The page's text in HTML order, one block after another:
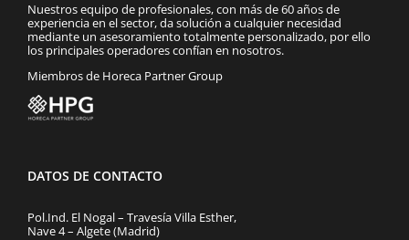
Nuestros equipo de profesionales, con más de 60 años de
experiencia en el sector, da solución a cualquier necesidad
mediante un asesoramiento totalmente personalizado, por ello
los principales operadores confían en nosotros.
Miembros de Horeca Partner Group
DATOS DE CONTACTO
Pol.Ind. El Nogal – Travesía Villa Esther,
Nave 4 – Algete (Madrid)